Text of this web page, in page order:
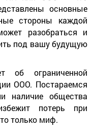
основные
стороны каждой
разобраться и
под вашу будущую
об ограниченной
ООО. Постараемся
наличие общества
потерь при
только миф.